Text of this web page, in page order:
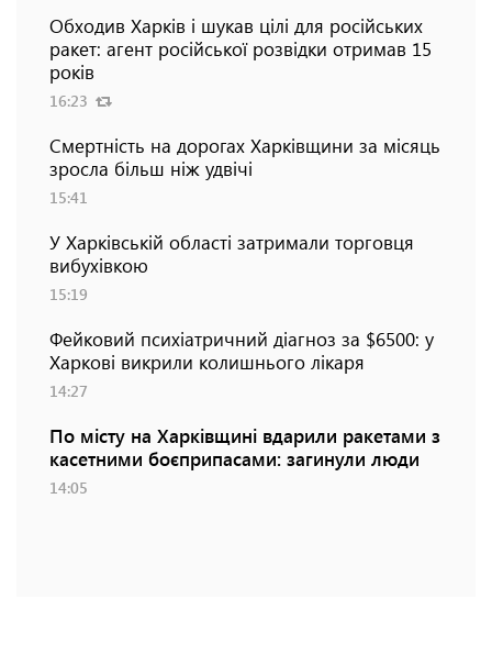
Обходив Харків і шукав цілі для російських
ракет: агент російської розвідки отримав 15
років
16:23
Смертність на дорогах Харківщини за місяць
зросла більш ніж удвічі
15:41
У Харківській області затримали торговця
вибухівкою
15:19
Фейковий психіатричний діагноз за $6500: у
Харкові викрили колишнього лікаря
14:27
По місту на Харківщині вдарили ракетами з
касетними боєприпасами: загинули люди
14:05